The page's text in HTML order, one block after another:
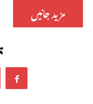
مزید جانیں